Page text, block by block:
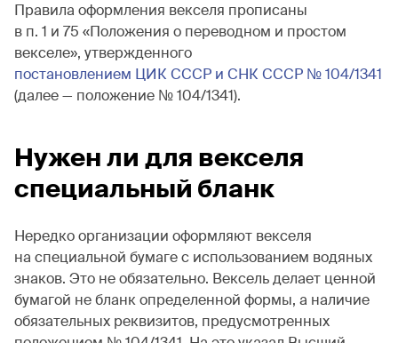
Правила оформления векселя прописаны
в п. 1 и 75 «Положения о переводном и простом
векселе», утвержденного
постановлением ЦИК СССР и СНК СССР № 104/1341
(далее — положение № 104/1341).
Нужен ли для векселя
специальный бланк
Нередко организации оформляют векселя
на специальной бумаге с использованием водяных
знаков. Это не обязательно. Вексель делает ценной
бумагой не бланк определенной формы, а наличие
обязательных реквизитов, предусмотренных